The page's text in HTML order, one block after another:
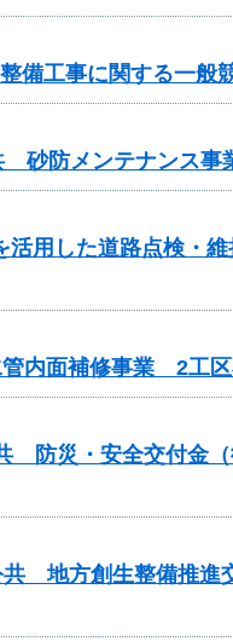
備工事に関する一般
砂防メンテナンス事
用した道路点検・
管内面補修事業 2工
防災・安全交付金
地方創生整備推進